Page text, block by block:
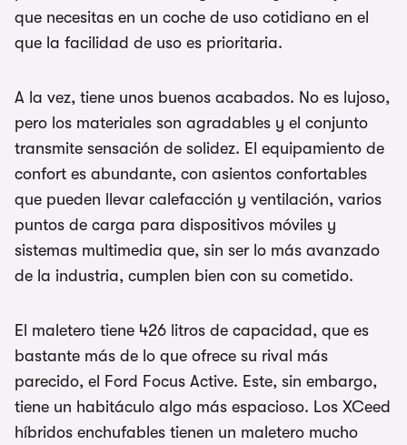
que necesitas en un coche de uso cotidiano en el
que la facilidad de uso es prioritaria.
A la vez, tiene unos buenos acabados. No es lujoso,
pero los materiales son agradables y el conjunto
transmite sensación de solidez. El equipamiento de
confort es abundante, con asientos confortables
que pueden llevar calefacción y ventilación, varios
puntos de carga para dispositivos móviles y
sistemas multimedia que, sin ser lo más avanzado
de la industria, cumplen bien con su cometido.
El maletero tiene 426 litros de capacidad, que es
bastante más de lo que ofrece su rival más
parecido, el Ford Focus Active. Este, sin embargo,
tiene un habitáculo algo más espacioso. Los XCeed
híbridos enchufables tienen un maletero mucho